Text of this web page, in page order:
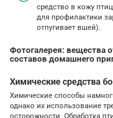
средство в кожу
для профилактики
отпугивает вшей).
Фотогалерея: вещества
составов домашнего
Химические средства
Химические способы
однако их использование
осторожности. Обработка